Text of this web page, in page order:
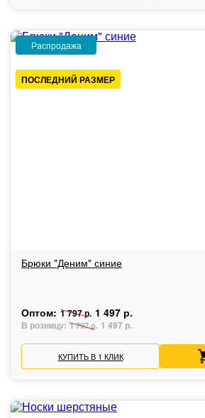
Распродажа
ПОСЛЕДНИЙ РАЗМЕР
Брюки "Деним" синие
Оптом: 1 797 р. 1 497 р.
В розницу: 1 797 р. 1 497 р.
КУПИТЬ В 1 КЛИК